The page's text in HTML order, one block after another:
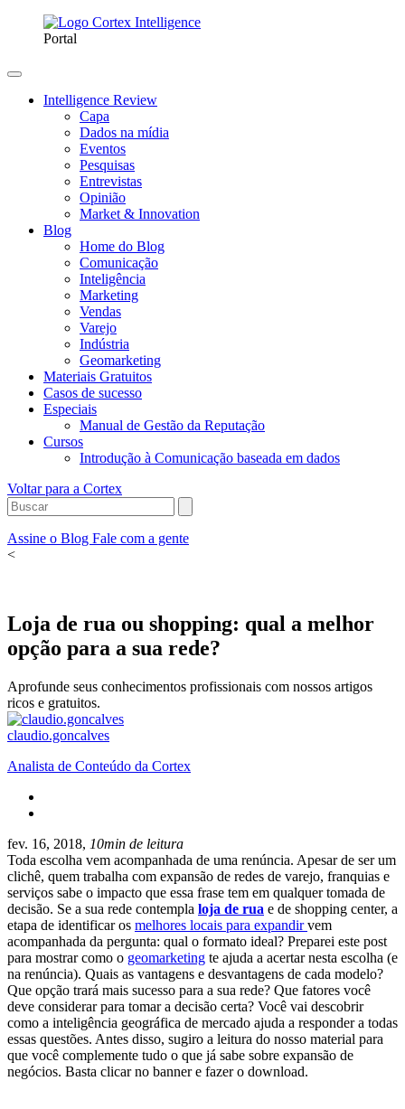
Portal
Intelligence Review
Capa
Dados na mídia
Eventos
Pesquisas
Entrevistas
Opinião
Market & Innovation
Blog
Home do Blog
Comunicação
Inteligência
Marketing
Vendas
Varejo
Indústria
Geomarketing
Materiais Gratuitos
Casos de sucesso
Especiais
Manual de Gestão da Reputação
Cursos
Introdução à Comunicação baseada em dados
Voltar para a Cortex
Assine o Blog Fale com a gente
<
Loja de rua ou shopping: qual a melhor
opção para a sua rede?
Aprofunde seus conhecimentos profissionais com nossos artigos
ricos e gratuitos.
claudio.goncalves
Analista de Conteúdo da Cortex
fev. 16, 2018, 10min de leitura
Toda escolha vem acompanhada de uma renúncia. Apesar de ser um
clichê, quem trabalha com expansão de redes de varejo, franquias e
serviços sabe o impacto que essa frase tem em qualquer tomada de
decisão. Se a sua rede contempla loja de rua e de shopping center, a
etapa de identificar os melhores locais para expandirvem
acompanhada da pergunta: qual o formato ideal? Preparei este post
para mostrar como o geomarketing te ajuda a acertar nesta escolha (e
na renúncia). Quais as vantagens e desvantagens de cada modelo?
Que opção trará mais sucesso para a sua rede? Que fatores você
deve considerar para tomar a decisão certa? Você vai descobrir
como a inteligência geográfica de mercado ajuda a responder a todas
essas questões. Antes disso, sugiro a leitura do nosso material para
que você complemente tudo o que já sabe sobre expansão de
negócios. Basta clicar no banner e fazer o download.